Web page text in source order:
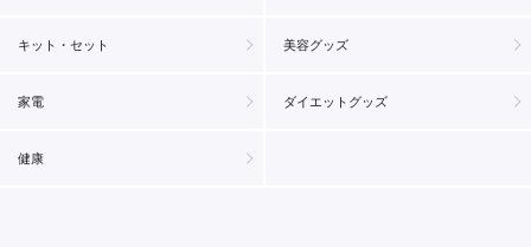
キット・セット 美容グッズ
家電 ダイエットグッズ
健康